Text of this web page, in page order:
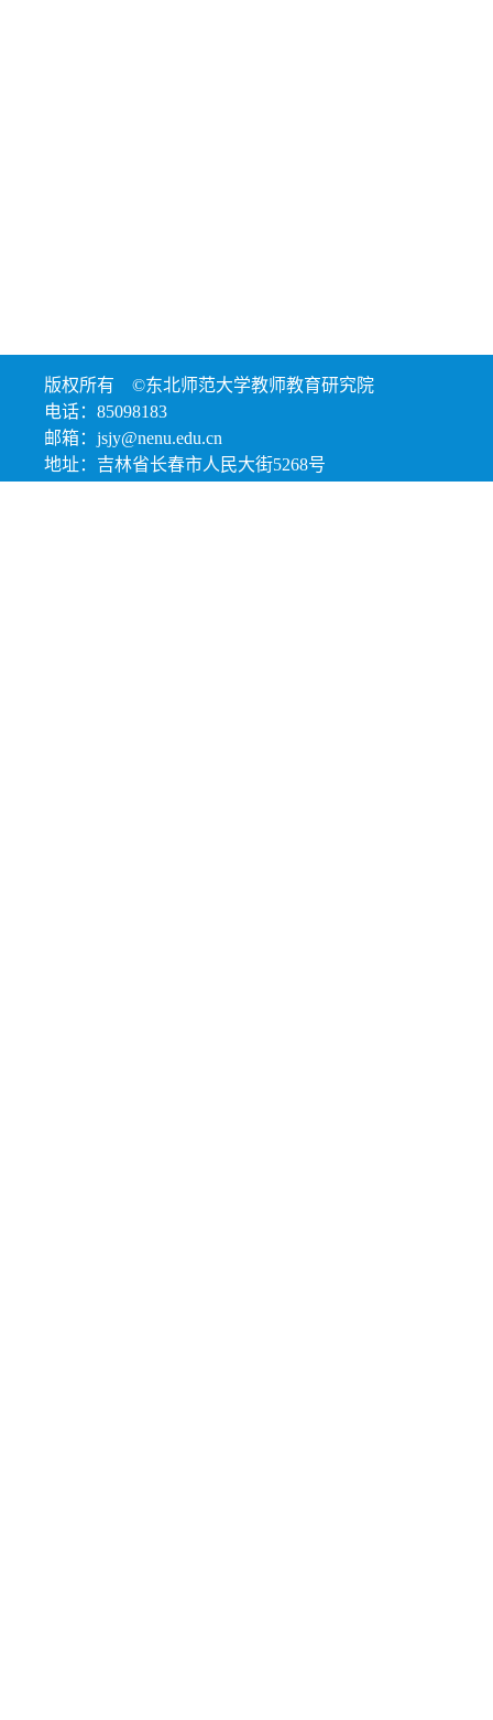
版权所有 ©东北师范大学教师教育研究院
电话：85098183
邮箱：jsjy@nenu.edu.cn
地址：吉林省长春市人民大街5268号